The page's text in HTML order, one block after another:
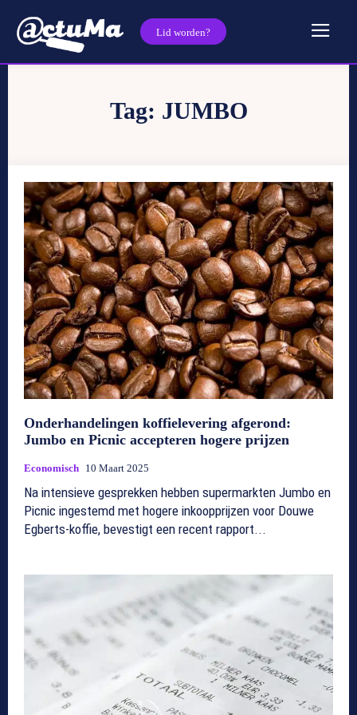
Lid worden?
Tag: JUMBO
Onderhandelingen koffielevering afgerond:
Jumbo en Picnic accepteren hogere prijzen
Economisch 10 Maart 2025
Na intensieve gesprekken hebben supermarkten Jumbo en
Picnic ingestemd met hogere inkoopprijzen voor Douwe
Egberts-koffie, bevestigt een recent rapport...